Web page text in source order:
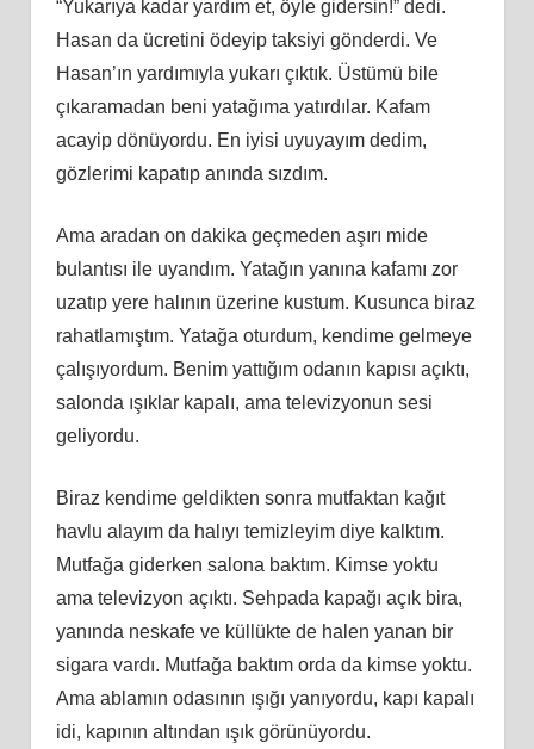
“Yukarıya kadar yardım et, öyle gidersin!” dedi.
Hasan da ücretini ödeyip taksiyi gönderdi. Ve
Hasan’ın yardımıyla yukarı çıktık. Üstümü bile
çıkaramadan beni yatağıma yatırdılar. Kafam
acayip dönüyordu. En iyisi uyuyayım dedim,
gözlerimi kapatıp anında sızdım.
Ama aradan on dakika geçmeden aşırı mide
bulantısı ile uyandım. Yatağın yanına kafamı zor
uzatıp yere halının üzerine kustum. Kusunca biraz
rahatlamıştım. Yatağa oturdum, kendime gelmeye
çalışıyordum. Benim yattığım odanın kapısı açıktı,
salonda ışıklar kapalı, ama televizyonun sesi
geliyordu.
Biraz kendime geldikten sonra mutfaktan kağıt
havlu alayım da halıyı temizleyim diye kalktım.
Mutfağa giderken salona baktım. Kimse yoktu
ama televizyon açıktı. Sehpada kapağı açık bira,
yanında neskafe ve küllükte de halen yanan bir
sigara vardı. Mutfağa baktım orda da kimse yoktu.
Ama ablamın odasının ışığı yanıyordu, kapı kapalı
idi, kapının altından ışık görünüyordu.